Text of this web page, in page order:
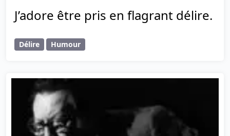
J’adore être pris en flagrant délire.
Délire Humour